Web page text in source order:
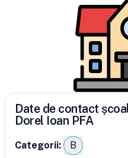
Date de contact
Dorel Ioan PFA
Categorii: B